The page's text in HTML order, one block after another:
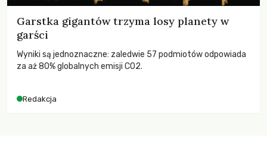
Garstka gigantów trzyma losy planety w
garści
Wyniki są jednoznaczne: zaledwie 57 podmiotów odpowiada
za aż 80% globalnych emisji CO2.
Redakcja